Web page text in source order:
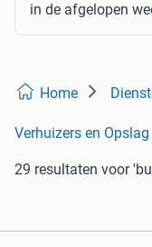
in de afgelopen
Home
Verhuizers en Opslag
29 resultaten voor